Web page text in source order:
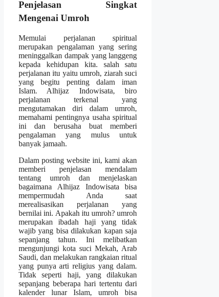
Penjelasan Singkat
Mengenai Umroh
Memulai perjalanan spiritual
merupakan pengalaman yang sering
meninggalkan dampak yang langgeng
kepada kehidupan kita. salah satu
perjalanan itu yaitu umroh, ziarah suci
yang begitu penting dalam iman
Islam. Alhijaz Indowisata, biro
perjalanan terkenal yang
mengutamakan diri dalam umroh,
memahami pentingnya usaha spiritual
ini dan berusaha buat memberi
pengalaman yang mulus untuk
banyak jamaah.
Dalam posting website ini, kami akan
memberi penjelasan mendalam
tentang umroh dan menjelaskan
bagaimana Alhijaz Indowisata bisa
mempermudah Anda saat
merealisasikan perjalanan yang
bernilai ini. Apakah itu umroh? umroh
merupakan ibadah haji yang tidak
wajib yang bisa dilakukan kapan saja
sepanjang tahun. Ini melibatkan
mengunjungi kota suci Mekah, Arab
Saudi, dan melakukan rangkaian ritual
yang punya arti religius yang dalam.
Tidak seperti haji, yang dilakukan
sepanjang beberapa hari tertentu dari
kalender lunar Islam, umroh bisa